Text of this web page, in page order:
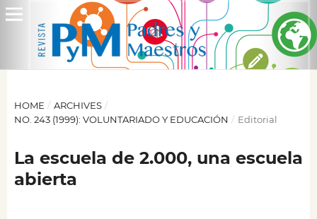
HOME / ARCHIVES /
NO. 243 (1999): VOLUNTARIADO Y EDUCACIÓN / Editorial
La escuela de 2.000, una escuela
abierta